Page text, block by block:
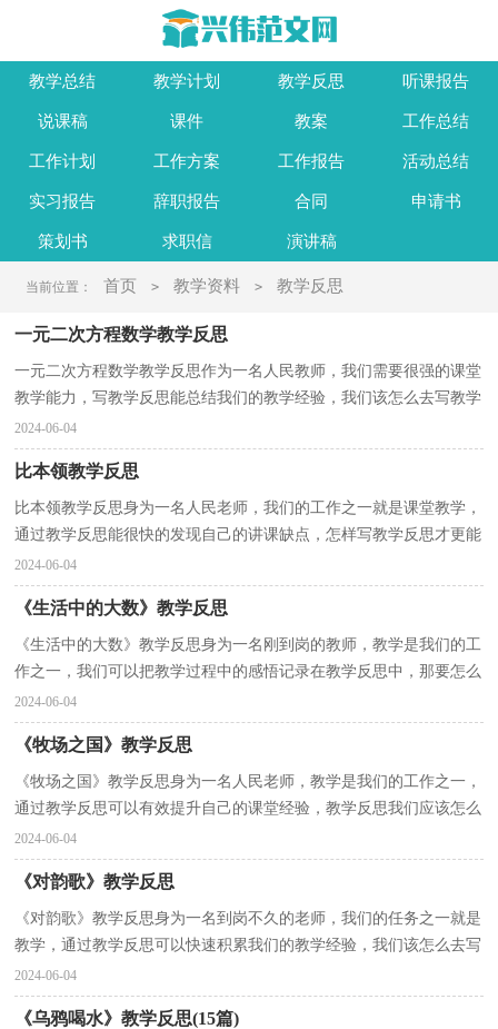
教学总结 教学计划 教学反思 听课报告
说课稿 课件 教案 工作总结
工作计划 工作方案 工作报告 活动总结
实习报告 辞职报告 合同 申请书
策划书 求职信 演讲稿
当前位置： 首页 > 教学资料 > 教学反思
一元二次方程数学教学反思
一元二次方程数学教学反思作为一名人民教师，我们需要很强的课堂
教学能力，写教学反思能总结我们的教学经验，我们该怎么去写教学
反思呢？下面是小编帮大家整理的一元二次方程数学教...
2024-06-04
比本领教学反思
比本领教学反思身为一名人民老师，我们的工作之一就是课堂教学，
通过教学反思能很快的发现自己的讲课缺点，怎样写教学反思才更能
起到其作用呢？以下是小编为大家收集的比本领教学反...
2024-06-04
《生活中的大数》教学反思
《生活中的大数》教学反思身为一名刚到岗的教师，教学是我们的工
作之一，我们可以把教学过程中的感悟记录在教学反思中，那要怎么
写好教学反思呢？以下是小编整理的《生活中的大数》...
2024-06-04
《牧场之国》教学反思
《牧场之国》教学反思身为一名人民老师，教学是我们的工作之一，
通过教学反思可以有效提升自己的课堂经验，教学反思我们应该怎么
写呢？下面是小编收集整理的《牧场之国》教学反思，希...
2024-06-04
《对韵歌》教学反思
《对韵歌》教学反思身为一名到岗不久的老师，我们的任务之一就是
教学，通过教学反思可以快速积累我们的教学经验，我们该怎么去写
教学反思呢？下面是小编为大家整理的《对韵歌》教学...
2024-06-04
《乌鸦喝水》教学反思(15篇)